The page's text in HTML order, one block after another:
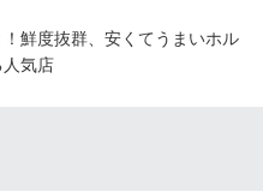
鮮度抜群、安くてうまいホル
気店